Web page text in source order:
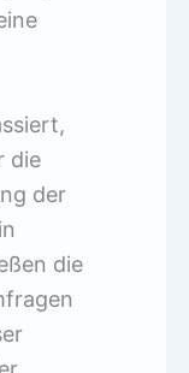
die
der
die